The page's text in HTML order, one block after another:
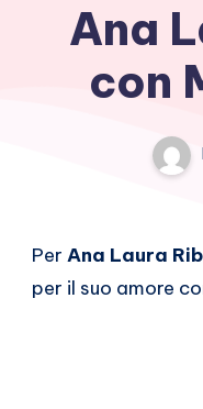
Ana
con
Condividi
Condividi
Per Ana Laura
per il suo amore